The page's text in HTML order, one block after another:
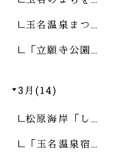
玉名温泉まつ…
「立願寺公園…
3月(14)
松原海岸「し…
「玉名温泉宿…